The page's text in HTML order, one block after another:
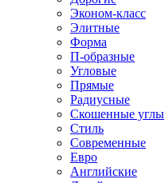
Эконом-класс
Элитные
Форма
П-образные
Угловые
Прямые
Радиусные
Скошенные углы
Стиль
Современные
Евро
Английские